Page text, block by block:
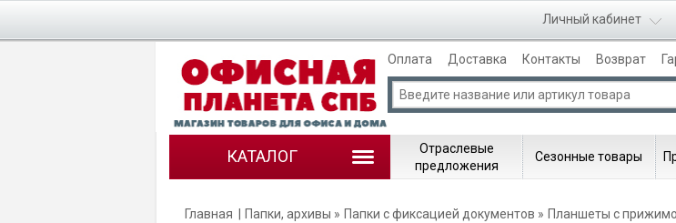
Личный кабинет
Оплата Доставка Контакты Возврат
КАТАЛОГ
Отраслевые
предложения
Сезонные товары
Главная Папки, архивы Папки с фиксацией документов
Планшеты с